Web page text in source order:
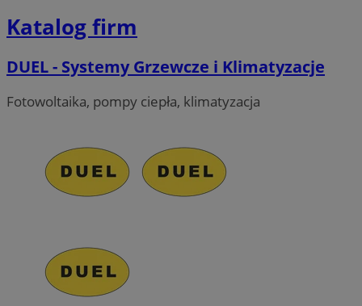
Katalog firm
DUEL - Systemy Grzewcze i Klimatyzacje
Fotowoltaika, pompy ciepła, klimatyzacja